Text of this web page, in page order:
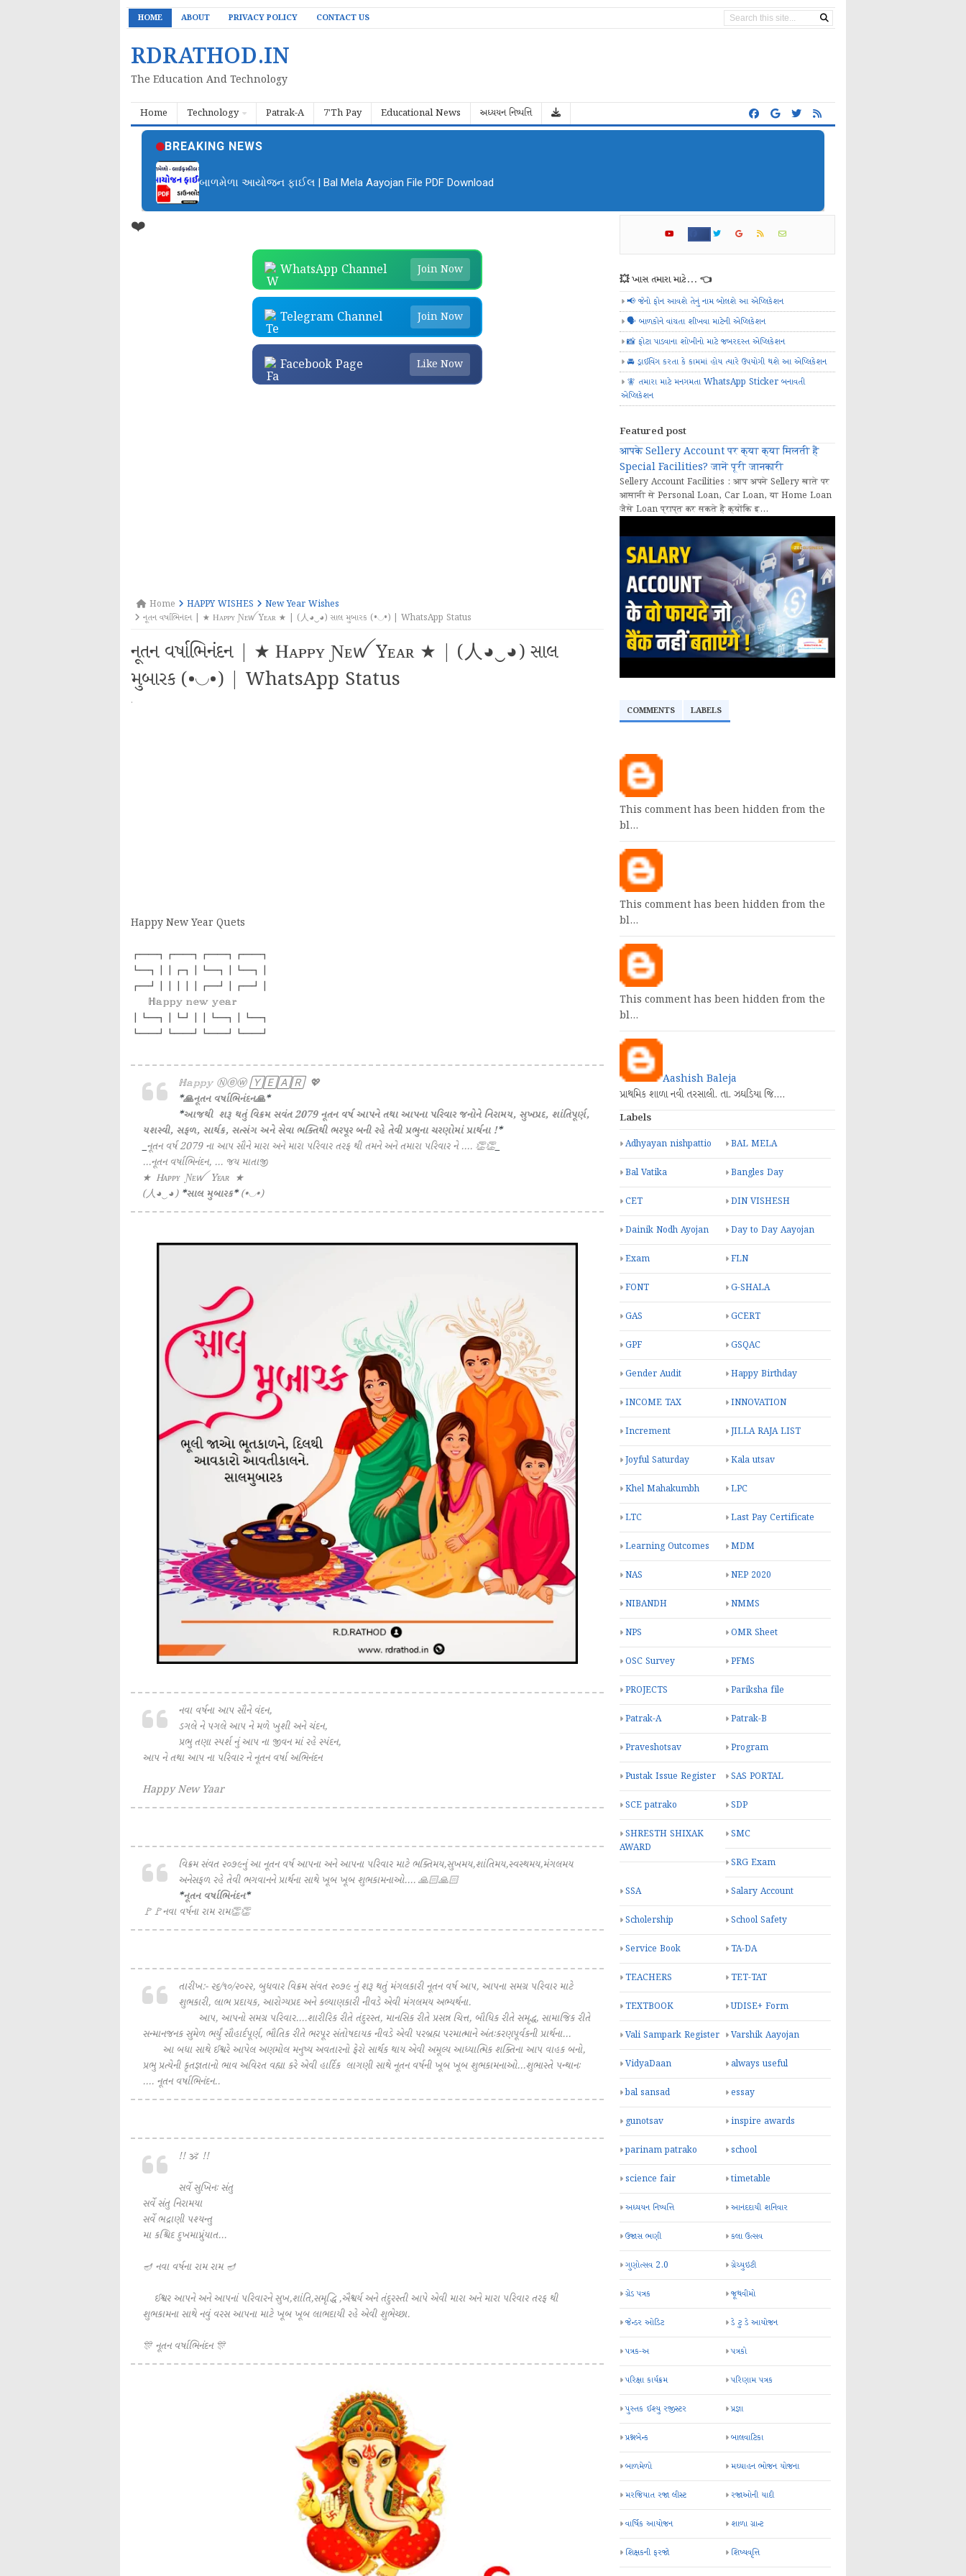
HOME ABOUT PRIVACY POLICY CONTACT US
RDRATHOD.IN
The Education And Technology
Home Technology Patrak-A 7'Th Pay Educational News અધ્યયન નિષ્પત્તિ
BREAKING NEWS
બાળમેળા આયોજન ફાઈલ | Bal Mela Aayojan File PDF Download
❤️
WhatsApp Channel Join Now
Telegram Channel Join Now
Facebook Page Like Now
Home HAPPY WISHES
New Year Wishes
નૂતન વર્ષાભિનંદન | ★ Ꮋᴀᴘᴘʏ Ɲᴇꪝ Yᴇᴀʀ ★ | (人◕‿◕) સાલ મુબારક (•◡•) | WhatsApp Status
નૂતન વર્ષાભિનંદન | ★ Ꮋᴀᴘᴘʏ Ɲᴇꪝ Yᴇᴀʀ ★ | (人◕‿◕) સાલ
મુબારક (•◡•) | WhatsApp Status
·
Happy New Year Quets
┏━━┓┏━━┓┏━━┓┏━━┓
┗━┓┃┃┏┓┃┗━┓┃┗━┓┃
┏━┛┃┃┃┃┃┏━┛┃┏━┛┃
ℍ𝕒𝕡𝕡𝕪 𝕟𝕖𝕨 𝕪𝕖𝕒𝕣
┃┗━┓┃┗┛┃┃┗━┓┃┗━┓
┗━━┛┗━━┛┗━━┛┗━━┛
ℍ𝕒𝕡𝕡𝕪 Ⓝⓔⓦ 🅈🄴🄰🅁 💖
*🙏નૂતન વર્ષાભિનંદન🙏*
*આજથી શરૂ થતું વિક્રમ સવંત 2079 નૂતન વર્ષ આપને તથા આપના પરિવાર જનોને નિરામય, સુખપ્રદ, શાંતિપૂર્ણ,
યશસ્વી, સફળ, સાર્થક, સત્સંગ અને સેવા ભક્તિથી ભરપૂર બની રહે તેવી પ્રભુના ચરણોમાં પ્રાર્થના !*
_નૂતન વર્ષ 2079 ના આપ સૌને મારા અને મારા પરિવાર તરફ થી તમને અને તમારા પરિવાર ને .... 👏👏_
...નૂતન વર્ષાભિનંદન, ... જય માતાજી
★ Ꮋᴀᴘᴘʏ Ɲᴇꪝ Yᴇᴀʀ ★
(人◕‿◕) *સાલ મુબારક*(•◡•)
નવા વર્ષના આપ સૌને વંદન,
ડગલે ને પગલે આપ ને મળે ખુશી અને ચંદન,
પ્રભુ તણા સ્પર્શ નું આપ ના જીવન માં રહે સ્પંદન,
આપ ને તથા આપ ના પરિવાર ને નૂતન વર્ષા અભિનંદન
Happy New Yaar
વિક્રમ સંવત ૨૦૭૯નું આ નૂતન વર્ષ આપના અને આપના પરિવાર માટે ભક્તિમય,સુખમય,શાંતિમય,સ્વસ્થમય,મંગલમય
અનેસફળ રહે તેવી ભગવાનને પ્રાર્થના સાથે ખૂબ ખૂબ શુભકામનાઓ.... 🙏🏻🙏🏻
*નૂતન વર્ષાભિનંદન*
🚩🚩નવા વર્ષના રામ રામ👏👏
તારીખ:- ૨૬/૧૦/૨૦૨૨, બુધવાર વિક્રમ સંવત ૨૦૭૯ નું શરૂ થતું મંગલકારી નૂતન વર્ષ આપ, આપના સમગ્ર પરિવાર માટે
શુભકારી, લાભ પ્રદાયક, આરોગ્યપ્રદ અને કલ્યાણકારી નીવડે એવી મંગલમય અભ્યર્થના.
આપ, આપનો સમગ્ર પરિવાર....શારીરિક રીતે તંદુરસ્ત, માનસિક રીતે પ્રસન્ન ચિત્ત, બૌધિક રીતે સમૃદ્ધ, સામાજિક રીતે
સન્માનજનક સુમેળ ભર્યું સૌહાર્દપૂર્ણ, ભૌતિક રીતે ભરપૂર સંતોષદાયક નીવડે એવી પરબ્રહ્મ પરમાત્માને અંતઃકરણપૂર્વકની પ્રાર્થના...
આ બધા સાથે ઈશ્વરે આપેલ અણમોલ મનુષ્ય અવતારનો ફેરો સાર્થક થાય એવી અમૂલ્ય આધ્યાત્મિક શક્તિના આપ વાહક બનો,
પ્રભુ પ્રત્યેની કૃતજ્ઞતાનો ભાવ અવિરત વહ્યા કરે એવી હાર્દિક લાગણી સાથે નૂતન વર્ષની ખૂબ ખૂબ શુભકામનાઓ...શુભાસ્તે પન્થાનઃ
.... નૂતન વર્ષાભિનંદન..
!! ॐ !!
સર્વે સુખિનઃ સંતુ
સર્વે સંતુ નિરામયા
સર્વે ભદ્રાણી પશ્યન્તુ
મા કશ્ચિદ દુખમાપ્નુંયાત...
🪔 નવા વર્ષના રામ રામ 🪔
ઈશ્વર આપને અને આપનાં પરિવારને સુખ,શાંતિ,સમૃદ્ધિ ,ઐશ્વર્ય અને તંદુરસ્તી આપે એવી મારા અને મારા પરિવાર તરફ થી
શુભકામના સાથે નવું વરસ આપના માટે ખૂબ ખૂબ લાભદાયી રહે એવી શુભેચ્છા.
🎊 નૂતન વર્ષાભિનંદન 🎊
💥 ખાસ તમારા માટે... 👈
📢 જેનો ફોન આવશે તેનું નામ બોલશે આ એપ્લિકેશન
🗣️ બાળકોને વાંચતા શીખવા માટેની એપ્લિકેશન
📸 ફોટા પાડવાના શોખીનો માટે જબરદસ્ત એપ્લિકેશન
🚘 ડ્રાઈવિંગ કરતા કે કામમાં હોય ત્યારે ઉપયોગી થશે આ એપ્લિકેશન
🧚 તમારા માટે મનગમતા WhatsApp Sticker બનાવતી
એપ્લિકેશન
Featured post
आपके Sellery Account पर क्या क्या मिलती हैं
Special Facilities? जानें पूरी जानकारी
Sellery Account Facilities : आप अपने Sellery खाते पर
आसानी से Personal Loan, Car Loan, या Home Loan
जैसे Loan प्राप्त कर सकते हैं क्योंकि इ...
COMMENTS LABELS
This comment has been hidden from the
bl…
This comment has been hidden from the
bl…
This comment has been hidden from the
bl…
Aashish Baleja
પ્રાથમિક શાળા નવી તરસાલી. તા. ઝઘડિયા જિ.…
Labels
Adhyayan nishpattio BAL MELA
Bal Vatika Bangles Day
CET DIN VISHESH
Dainik Nodh Ayojan Day to Day Aayojan
Exam FLN
FONT G-SHALA
GAS GCERT
GPF GSQAC
Gender Audit Happy Birthday
INCOME TAX INNOVATION
Increment JILLA RAJA LIST
Joyful Saturday Kala utsav
Khel Mahakumbh LPC
LTC Last Pay Certificate
Learning Outcomes MDM
NAS NEP 2020
NIBANDH NMMS
NPS OMR Sheet
OSC Survey PFMS
PROJECTS Pariksha file
Patrak-A Patrak-B
Praveshotsav Program
Pustak Issue Register SAS PORTAL
SCE patrako SDP
SHRESTH SHIXAK
AWARD
SMC
SRG Exam
SSA Salary Account
Scholership School Safety
Service Book TA-DA
TEACHERS TET-TAT
TEXTBOOK UDISE+ Form
Vali Sampark Register Varshik Aayojan
VidyaDaan always useful
bal sansad essay
gunotsav inspire awards
parinam patrako school
science fair timetable
અધ્યયન નિષ્પત્તિ આનંદદાયી શનિવાર
ઉજાસ ભણી કલા ઉત્સવ
ગુણોત્સવ 2.0 ગ્રેચ્યુઇટી
ગ્રેડ પત્રક જૂથવીમો
જેન્ડર ઓડિટ ડે ટુ ડે આયોજન
પત્રક-અ પત્રકો
પરિક્ષા કાર્યક્રમ પરિણામ પત્રક
પુસ્તક ઈશ્યુ રજીસ્ટર પ્રજ્ઞા
પ્રશ્નબેન્ક બાલવાટિકા
બાળમેળો મઘ્યાહન ભોજન યોજના
મરજિયાત રજા લીસ્ટ રજાઓની યાદી
વાર્ષિક આયોજન શાળા ગ્રાન્ટ
શિક્ષકની ફરજો શિષ્યવૃત્તિ